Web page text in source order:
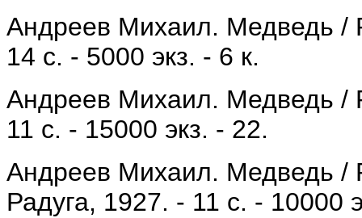
Андреев Михаил. Медведь /
14 с. - 5000 экз. - 6 к.
Андреев Михаил. Медведь /
11 с. - 15000 экз. - 22.
Андреев Михаил. Медведь /
Радуга, 1927. - 11 с. - 10000